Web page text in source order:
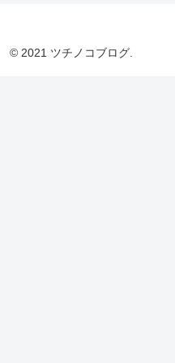
© 2021 ツチノコブログ.